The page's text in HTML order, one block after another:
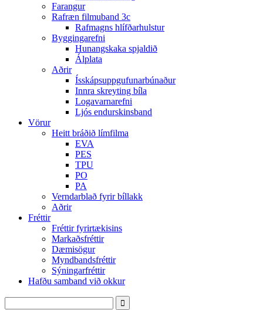
Farangur
Rafræn filmuband 3c
Rafmagns hlífðarhulstur
Byggingarefni
Hunangskaka spjaldið
Álplata
Aðrir
Ísskápsuppgufunarbúnaður
Innra skreyting bíla
Logavarnarefni
Ljós endurskinsband
Vörur
Heitt bráðið límfilma
EVA
PES
TPU
PO
PA
Verndarblað fyrir bíllakk
Aðrir
Fréttir
Fréttir fyrirtækisins
Markaðsfréttir
Dæmisögur
Myndbandsfréttir
Sýningarfréttir
Hafðu samband við okkur